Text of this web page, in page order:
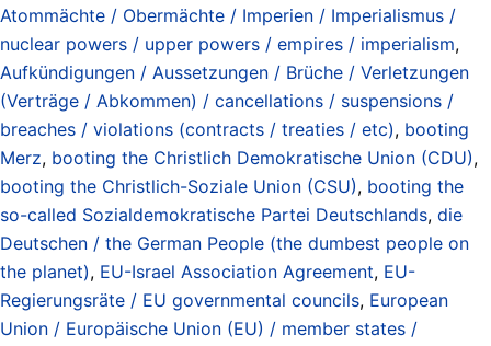
Atommächte / Obermächte / Imperien / Imperialismus /
nuclear powers / upper powers / empires / imperialism,
Aufkündigungen / Aussetzungen / Brüche / Verletzungen
(Verträge / Abkommen) / cancellations / suspensions /
breaches / violations (contracts / treaties / etc), booting
Merz, booting the Christlich Demokratische Union (CDU),
booting the Christlich-Soziale Union (CSU), booting the
so-called Sozialdemokratische Partei Deutschlands, die
Deutschen / the German People (the dumbest people on
the planet), EU-Israel Association Agreement, EU-
Regierungsräte / EU governmental councils, European
Union / Europäische Union (EU) / member states /